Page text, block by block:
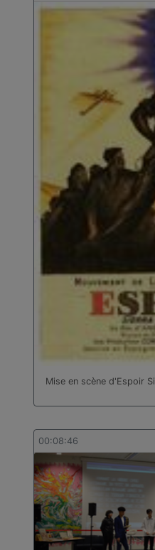
Mise en scène d'Espoir
00:08:46